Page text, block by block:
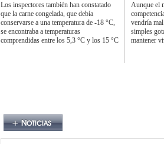
Los inspectores también han constatado
que la carne congelada, que debía
conservarse a una temperatura de -18 °C,
se encontraba a temperaturas
comprendidas entre los 5,3 °C y los 15 °C
Aunque el
vendría
simples
mantener